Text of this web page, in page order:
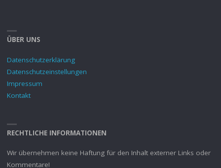
ÜBER UNS
Datenschutzerklärung
Datenschutzeinstellungen
Impressum
Kontakt
RECHTLICHE INFORMATIONEN
Wir übernehmen keine Haftung für den Inhalt externer Links oder
Kommentare!